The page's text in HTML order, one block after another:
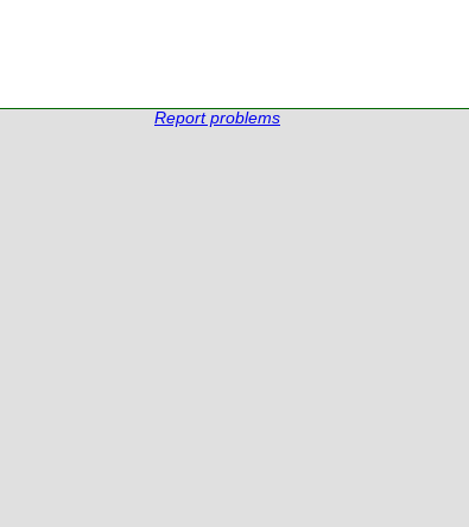
Report problems